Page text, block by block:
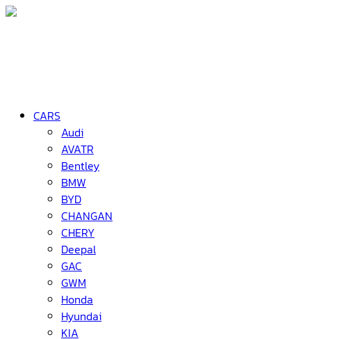
CARS
Audi
AVATR
Bentley
BMW
BYD
CHANGAN
CHERY
Deepal
GAC
GWM
Honda
Hyundai
KIA